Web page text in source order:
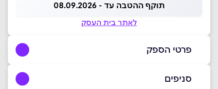
תוקף ההטבה עד - 08.09.2026
לאתר בית העסק
פרטי הספק
סניפים